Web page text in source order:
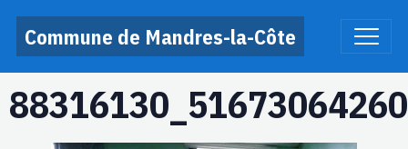
Commune de Mandres-la-Côte